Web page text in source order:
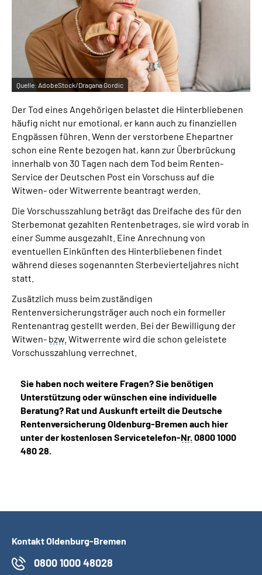
Inhalte in Gebärdensprache (DGS)
Leichte Sprache
Suche
Mein Kundenportal
Quelle: AdobeStock/Dragana Gordic
Der Tod eines Angehörigen belastet die Hinterbliebenen
häufig nicht nur emotional, er kann auch zu finanziellen
Engpässen führen. Wenn der verstorbene Ehepartner
schon eine Rente bezogen hat, kann zur Überbrückung
innerhalb von 30 Tagen nach dem Tod beim Renten-
Service der Deutschen Post ein Vorschuss auf die
Witwen- oder Witwerrente beantragt werden.
Die Vorschusszahlung beträgt das Dreifache des für den
Sterbemonat gezahlten Rentenbetrages, sie wird vorab in
einer Summe ausgezahlt. Eine Anrechnung von
eventuellen Einkünften des Hinterbliebenen findet
während dieses sogenannten Sterbevierteljahres nicht
statt.
Zusätzlich muss beim zuständigen
Rentenversicherungsträger auch noch ein formeller
Rentenantrag gestellt werden. Bei der Bewilligung der
Witwen- bzw. Witwerrente wird die schon geleistete
Vorschusszahlung verrechnet.
Sie haben noch weitere Fragen? Sie benötigen
Unterstützung oder wünschen eine individuelle
Beratung? Rat und Auskunft erteilt die Deutsche
Rentenversicherung Oldenburg-Bremen auch hier
unter der kostenlosen Servicetelefon-Nr.0800 1000
480 28.
Kontakt Oldenburg-Bremen
0800 1000 48028